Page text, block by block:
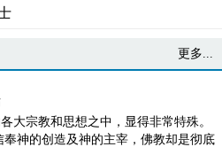
更多...
大宗教和思想之中，显得非常特殊。
奉神的创造及神的主宰，佛教却是彻底